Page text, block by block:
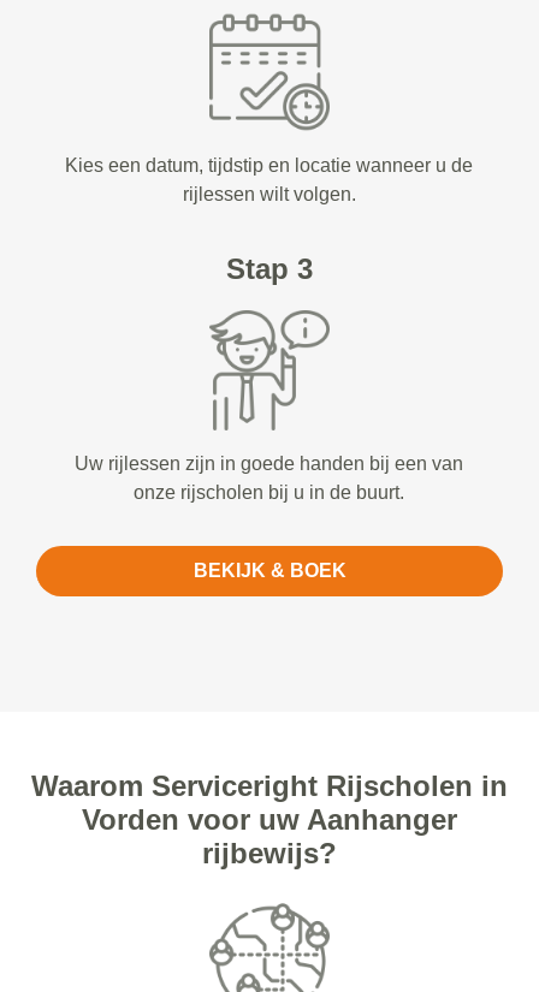
Kies een datum, tijdstip en locatie wanneer u de
rijlessen wilt volgen.
Stap 3
Uw rijlessen zijn in goede handen bij een van
onze rijscholen bij u in de buurt.
BEKIJK & BOEK
Waarom Serviceright Rijscholen in
Vorden voor uw Aanhanger
rijbewijs?